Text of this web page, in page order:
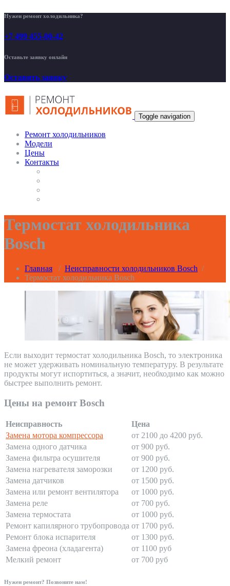
Нужен ремонт холодильника?
+7 499 455-00-42
Оставьте заявку онлайн
Оставить заявку
Toggle navigation
Ремонт холодильников
Модели
Цены
Контакты
Термостат холодильника
Bosch
Главная / Неисправности холодильников Bosch /
Термостат холодильника Bosch
Если выходит термостат холодильника Bosch, то электроника
не может удерживать номинальную температуру. В результате
продукты могут испортиться, а значит, необходимо как можно
быстрее выполнить ремонт.
Цены на ремонт Bosch
Неисправность
Цена
Замена мотора компрессора
от 2100 до 4200 руб.
Замена одного датчика
от 900 руб.
Замена фильтра осушителя
от 900 руб.
Замена нагревателя заморозки
от 1200 руб.
Замена датчиков
от 1500 руб.
Замена или ремонт вентилятора
от 1000 руб.
Замена реле
от 700 руб.
Замена термостата
от 1000 руб.
Ремонт капилярного трубопровода от 1700 руб.
Ремонт блока испарителя
от 1300 руб.
Замена фреона (хладагента)
от 1100 руб
Мелкий ремонт
от 700 руб
Нужен ремонт? Позвоните нам!